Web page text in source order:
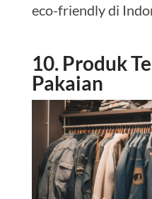
eco-friendly di
10. Produk
Pakaian